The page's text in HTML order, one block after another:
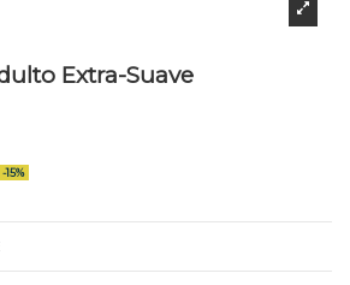
Extra-Suave
-15%